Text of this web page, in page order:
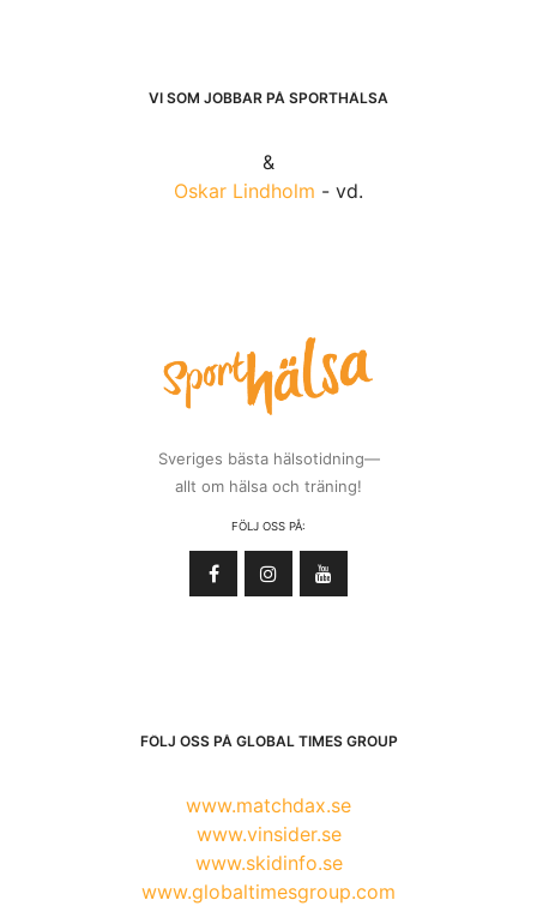
VI SOM JOBBAR PÅ SPORTHÄLSA
&
Oskar Lindholm - vd.
Sveriges bästa hälsotidning—
allt om hälsa och träning!
FÖLJ OSS PÅ:
FÖLJ OSS PÅ GLOBAL TIMES GROUP
www.matchdax.se
www.vinsider.se
www.skidinfo.se
www.globaltimesgroup.com